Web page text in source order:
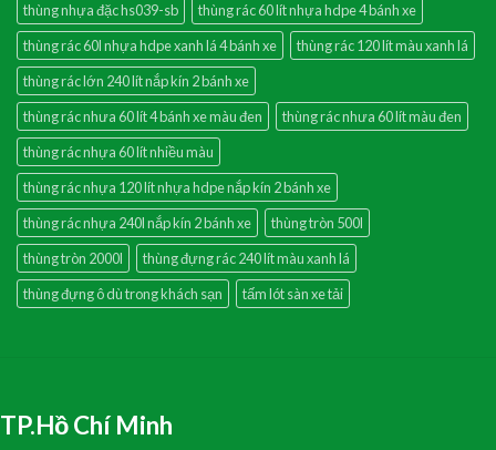
thùng nhựa đặc hs039-sb
thùng rác 60 lít nhựa hdpe 4 bánh xe
thùng rác 60l nhựa hdpe xanh lá 4 bánh xe
thùng rác 120 lít màu xanh lá
thùng rác lớn 240 lít nắp kín 2 bánh xe
thùng rác nhưa 60 lít 4 bánh xe màu đen
thùng rác nhưa 60 lít màu đen
thùng rác nhựa 60 lít nhiều màu
thùng rác nhựa 120 lít nhựa hdpe nắp kín 2 bánh xe
thùng rác nhựa 240l nắp kín 2 bánh xe
thùng tròn 500l
thùng tròn 2000l
thùng đựng rác 240 lít màu xanh lá
thùng đựng ô dù trong khách sạn
tấm lót sàn xe tải
TP.Hồ Chí Minh